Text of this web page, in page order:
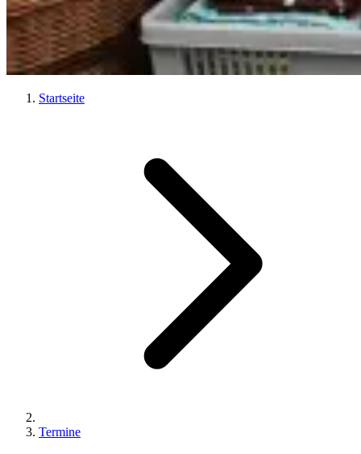
Startseite
Termine